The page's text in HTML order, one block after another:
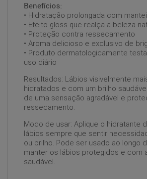
Benefícios:
• Hidratação prolongada com
• Efeito gloss que realça a beleza
• Proteção contra ressecamento
• Aroma delicioso e exclusivo de
• Produto dermatologicamente
uso diário
Resultados: Lábios visivelmente
hidratados e com um brilho
de uma sensação agradável e
ressecamento.
Modo de usar: Aplique o hidratante
lábios sempre que sentir
ou brilho. Pode ser usado ao longo
manter os lábios protegidos e com
saudável.